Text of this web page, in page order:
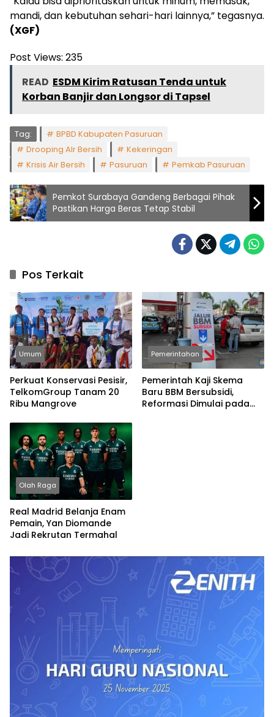
mandi, dan kebutuhan sehari-hari lainnya,” tegasnya.
(XGF)
Post Views: 235
READ ESDM Kirim Ratusan Tenda untuk
Korban Banjir dan Longsor di Tapsel
Tag:
BPBD Kabupaten Pasuruan
Drooping AIr Bersih
Kekeringan
Krisis Air Bersih
Pasuruan Pemkab Pasuruan
Pemkot Surabaya Gandeng Berbagai Pihak
Pastikan Harga Beras Tetap Stabil
Pos Terkait
Umum
Perkuat Konservasi Pesisir,
TelkomGroup Tanam 20
Ribu Mangrove
Pemerintahan
Pemerintah Kaji Skema
Baru BBM Bersubsidi,
Reformasi Dimulai pada
Olah Raga
Real Madrid Belanja Enam
Pemain, Yan Diomande
Jadi Rekrutan Termahal